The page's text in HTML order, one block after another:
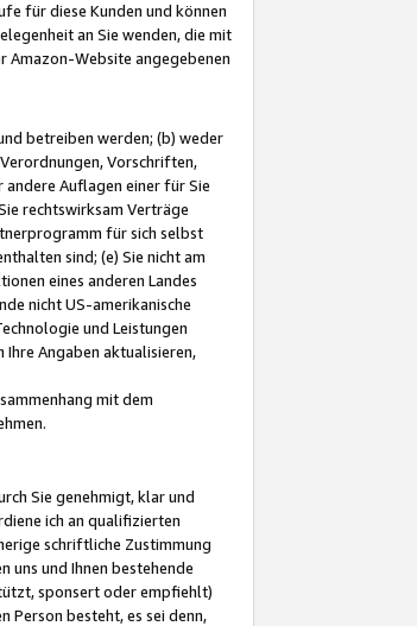
für diese Kunden und können
an Sie wenden, die mit
Amazon-Website angegebenen
betreiben werden; (b) weder
Vorschriften,
Auflagen einer für Sie
rechtswirksam Verträge
für sich selbst
sind; (e) Sie nicht am
eines anderen Landes
nicht US-amerikanische
und Leistungen
Angaben aktualisieren,
mit dem
Sie genehmigt, klar und
ich an qualifizierten
schriftliche Zustimmung
uns und Ihnen bestehende
sponsert oder empfiehlt)
Person besteht, es sei denn,